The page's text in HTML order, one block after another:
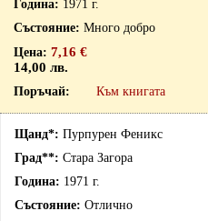
1971 г.
Много добро
7,16 €
14,00 лв.
Към книгата
Пурпурен Феникс
Стара Загора
1971 г.
Отлично